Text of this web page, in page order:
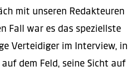
mit unseren Redakteuren
Fall war es das speziellste
Verteidiger im Interview, in
dem Feld, seine Sicht auf